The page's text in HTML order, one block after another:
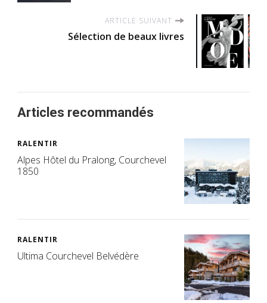
ARTICLE SUIVANT
Sélection de beaux livres
Articles recommandés
RALENTIR
Alpes Hôtel du Pralong, Courchevel
1850
RALENTIR
Ultima Courchevel Belvédère